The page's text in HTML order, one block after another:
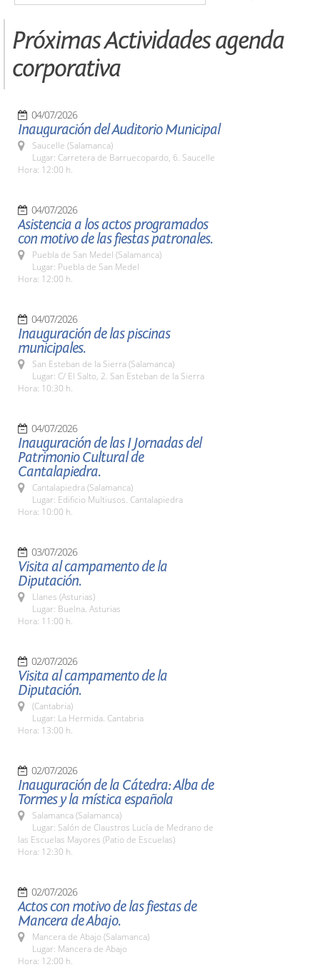
Próximas Actividades agenda
corporativa
04/07/2026
Inauguración del Auditorio Municipal
Saucelle (Salamanca)
Lugar: Carretera de Barruecopardo, 6. Saucelle
Hora: 12:00 h.
04/07/2026
Asistencia a los actos programados
con motivo de las fiestas patronales.
Puebla de San Medel (Salamanca)
Lugar: Puebla de San Medel
Hora: 12:00 h.
04/07/2026
Inauguración de las piscinas
municipales.
San Esteban de la Sierra (Salamanca)
Lugar: C/ El Salto, 2. San Esteban de la Sierra
Hora: 10:30 h.
04/07/2026
Inauguración de las I Jornadas del
Patrimonio Cultural de
Cantalapiedra.
Cantalapiedra (Salamanca)
Lugar: Edificio Multiusos. Cantalapiedra
Hora: 10:00 h.
03/07/2026
Visita al campamento de la
Diputación.
Llanes (Asturias)
Lugar: Buelna. Asturias
Hora: 11:00 h.
02/07/2026
Visita al campamento de la
Diputación.
(Cantabria)
Lugar: La Hermida. Cantabria
Hora: 13:00 h.
02/07/2026
Inauguración de la Cátedra: Alba de
Tormes y la mística española
Salamanca (Salamanca)
Lugar: Salón de Claustros Lucía de Medrano de
las Escuelas Mayores (Patio de Escuelas)
Hora: 12:30 h.
02/07/2026
Actos con motivo de las fiestas de
Mancera de Abajo.
Mancera de Abajo (Salamanca)
Lugar: Mancera de Abajo
Hora: 12:00 h.